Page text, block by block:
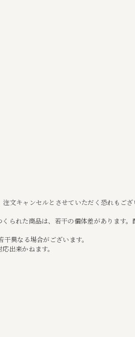
文キャンセルとさせていただく恐れもご
られた商品は、若干の個体差があります
異なる場合がございます。
出来かねます。